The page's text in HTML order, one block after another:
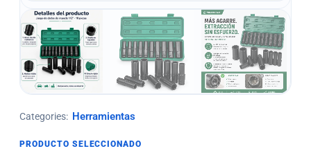
PRODUCTO SELECCIONADO
Categories: Herramientas